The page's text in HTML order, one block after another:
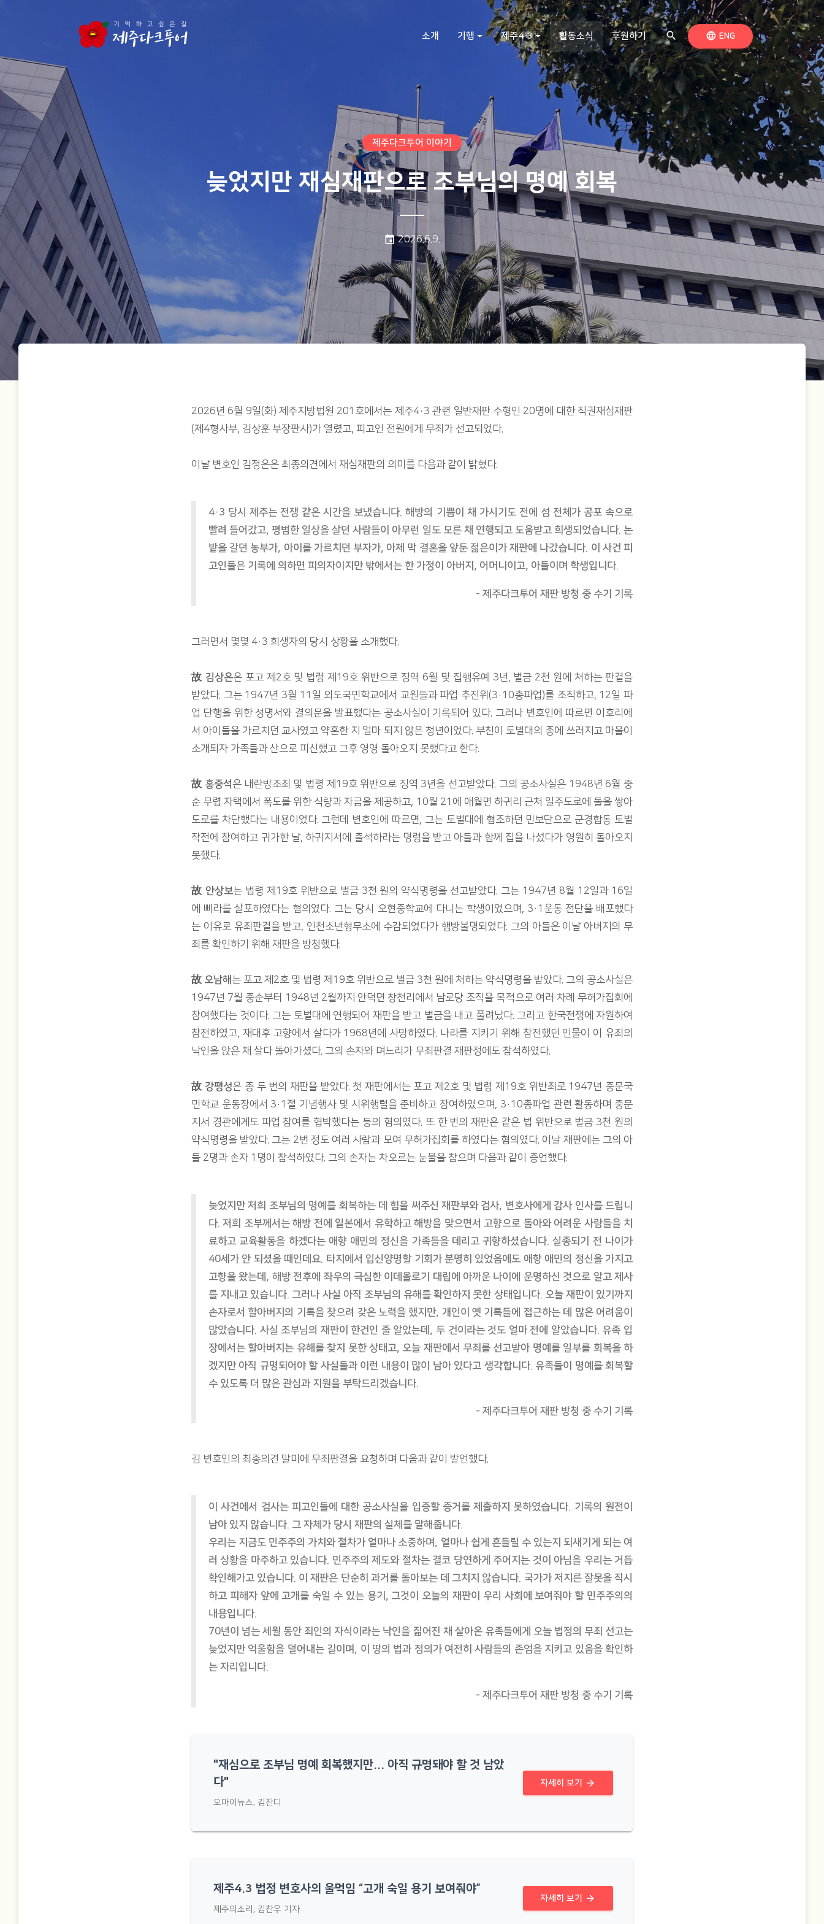
소개 기행 제주4·3 활동소식 (현재 페이지)
후원하기 search 검색하기언어 전환
language ENG
제주다크투어 이야기
늦었지만 재심재판으로 조부님의 명예 회복
event게시일:
2026.6.9.
2026년 6월 9일(화) 제주지방법원 201호에서는 제주4·3 관련 일반재판 수형인 20명에 대한 직권재심재판
(제4형사부, 김상훈 부장판사)가 열렸고, 피고인 전원에게 무죄가 선고되었다.
이날 변호인 김정은은 최종의견에서 재심재판의 의미를 다음과 같이 밝혔다.
4·3 당시 제주는 전쟁 같은 시간을 보냈습니다. 해방의 기쁨이 채 가시기도 전에 섬 전체가 공포 속으로
빨려 들어갔고, 평범한 일상을 살던 사람들이 아무런 일도 모른 채 연행되고 도움받고 희생되었습니다. 논
밭을 갈던 농부가, 아이를 가르치던 부자가, 아제 막 결혼을 앞둔 젊은이가 재판에 나갔습니다. 이 사건 피
고인들은 기록에 의하면 피의자이지만 밖에서는 한 가정이 아버지, 어머니이고, 아들이며 학생입니다.
- 제주다크투어 재판 방청 중 수기 기록
그러면서 몇몇 4·3 희생자의 당시 상황을 소개했다.
故 김상은은 포고 제2호 및 법령 제19호 위반으로 징역 6월 및 집행유예 3년, 벌금 2천 원에 처하는 판결을
받았다. 그는 1947년 3월 11일 외도국민학교에서 교원들과 파업 추진위(3·10총파업)를 조직하고, 12일 파
업 단행을 위한 성명서와 결의문을 발표했다는 공소사실이 기록되어 있다. 그러나 변호인에 따르면 이호리에
서 아이들을 가르치던 교사였고 약혼한 지 얼마 되지 않은 청년이었다. 부친이 토벌대의 총에 쓰러지고 마을이
소개되자 가족들과 산으로 피신했고 그후 영영 돌아오지 못했다고 한다.
故 홍중석은 내란방조죄 및 법령 제19호 위반으로 징역 3년을 선고받았다. 그의 공소사실은 1948년 6월 중
순 무렵 자택에서 폭도를 위한 식량과 자금을 제공하고, 10월 21에 애월면 하귀리 근처 일주도로에 돌을 쌓아
도로를 차단했다는 내용이었다. 그런데 변호인에 따르면, 그는 토벌대에 협조하던 민보단으로 군경합동 토벌
작전에 참여하고 귀가한 날, 하귀지서에 출석하라는 명령을 받고 아들과 함께 집을 나섰다가 영원히 돌아오지
못했다.
故 안상보는 법령 제19호 위반으로 벌금 3천 원의 약식명령을 선고받았다. 그는 1947년 8월 12일과 16일
에 삐라를 살포하였다는 혐의였다. 그는 당시 오현중학교에 다니는 학생이었으며, 3·1운동 전단을 배포했다
는 이유로 유죄판결을 받고, 인천소년형무소에 수감되었다가 행방불명되었다. 그의 아들은 이날 아버지의 무
죄를 확인하기 위해 재판을 방청했다.
故 오남해는 포고 제2호 및 법령 제19호 위반으로 벌금 3천 원에 처하는 약식명령을 받았다. 그의 공소사실은
1947년 7월 중순부터 1948년 2월까지 안덕면 창천리에서 남로당 조직을 목적으로 여러 차례 무허가집회에
참여했다는 것이다. 그는 토벌대에 연행되어 재판을 받고 벌금을 내고 풀려났다. 그리고 한국전쟁에 자원하여
참전하였고, 재대후 고향에서 살다가 1968년에 사망하였다. 나라를 지키기 위해 참전했던 인물이 이 유죄의
낙인을 앉은 채 살다 돌아가셨다. 그의 손자와 며느리가 무죄판결 재판정에도 참석하였다.
故 강팽성은 총 두 번의 재판을 받았다. 첫 재판에서는 포고 제2호 및 법령 제19호 위반죄로 1947년 중문국
민학교 운동장에서 3·1절 기념행사 및 시위행렬을 준비하고 참여하였으며, 3·10총파업 관련 활동하며 중문
지서 경관에게도 파업 참여를 협박했다는 등의 혐의였다. 또 한 번의 재판은 같은 법 위반으로 벌금 3천 원의
약식명령을 받았다. 그는 2번 정도 여러 사람과 모여 무허가집회를 하였다는 혐의였다. 이날 재판에는 그의 아
들 2명과 손자 1명이 참석하였다. 그의 손자는 차오르는 눈물을 참으며 다음과 같이 증언했다.
늦었지만 저희 조부님의 명예를 회복하는 데 힘을 써주신 재판부와 검사, 변호사에게 감사 인사를 드립니
다. 저희 조부께서는 해방 전에 일본에서 유학하고 해방을 맞으면서 고향으로 돌아와 어려운 사람들을 치
료하고 교육활동을 하겠다는 애향 애민의 정신을 가족들을 데리고 귀향하셨습니다. 실종되기 전 나이가
40세가 안 되셨을 때인데요. 타지에서 입신양명할 기회가 분명히 있었음에도 애향 애민의 정신을 가지고
고향을 왔는데, 해방 전후에 좌우의 극심한 이데올로기 대립에 아까운 나이에 운명하신 것으로 알고 제사
를 지내고 있습니다. 그러나 사실 아직 조부님의 유해를 확인하지 못한 상태입니다. 오늘 재판이 있기까지
손자로서 할아버지의 기록을 찾으려 갖은 노력을 했지만, 개인이 옛 기록들에 접근하는 데 많은 어려움이
많았습니다. 사실 조부님의 재판이 한건인 줄 알았는데, 두 건이라는 것도 얼마 전에 알았습니다. 유족 입
장에서는 할아버지는 유해를 찾지 못한 상태고, 오늘 재판에서 무죄를 선고받아 명예를 일부를 회복을 하
겠지만 아직 규명되어야 할 사실들과 이런 내용이 많이 남아 있다고 생각합니다. 유족들이 명예를 회복할
수 있도록 더 많은 관심과 지원을 부탁드리겠습니다.
- 제주다크투어 재판 방청 중 수기 기록
김 변호인의 최종의견 말미에 무죄판결을 요청하며 다음과 같이 발언했다.
이 사건에서 검사는 피고인들에 대한 공소사실을 입증할 증거를 제출하지 못하였습니다. 기록의 원전이
남아 있지 않습니다. 그 자체가 당시 재판의 실체를 말해줍니다.
우리는 지금도 민주주의 가치와 절차가 얼마나 소중하며, 얼마나 쉽게 흔들릴 수 있는지 되새기게 되는 여
러 상황을 마주하고 있습니다. 민주주의 제도와 절차는 결코 당연하게 주어지는 것이 아님을 우리는 거듭
확인해가고 있습니다. 이 재판은 단순히 과거를 돌아보는 데 그치지 않습니다. 국가가 저지른 잘못을 직시
하고 피해자 앞에 고개를 숙일 수 있는 용기, 그것이 오늘의 재판이 우리 사회에 보여줘야 할 민주주의의
내용입니다.
70년이 넘는 세월 동안 죄인의 자식이라는 낙인을 짊어진 채 살아온 유족들에게 오늘 법정의 무죄 선고는
늦었지만 억울함을 덜어내는 길이며, 이 땅의 법과 정의가 여전히 사람들의 존엄을 지키고 있음을 확인하
는 자리입니다.
- 제주다크투어 재판 방청 중 수기 기록
"재심으로 조부님 명예 회복했지만... 아직 규명돼야 할 것 남았
다"
오마이뉴스, 김잔디
자세히 보기 arrow_forward
제주4.3 법정 변호사의 울먹임 “고개 숙일 용기 보여줘야”
제주의소리, 김찬우 기자
자세히 보기 arrow_forward